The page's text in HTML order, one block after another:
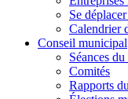
Se
Calendrier
Conseil municipal
Séances
Comités
Rapports